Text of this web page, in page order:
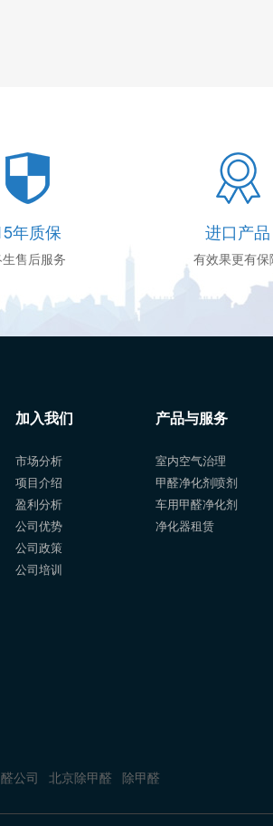
年质保
售后服务
进口产品
有效果更有保
加入我们
市场分析
项目介绍
盈利分析
公司优势
公司政策
公司培训
产品与服务
室内空气治理
甲醛净化剂喷剂
车用甲醛净化剂
净化器租赁
公司 北京除甲醛 除甲醛